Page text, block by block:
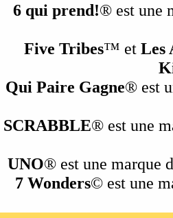
6 qui prend!® est une
Five Tribes™ et Les
Qui Paire Gagne® est
SCRABBLE® est une
UNO® est une marque
7 Wonders© est une